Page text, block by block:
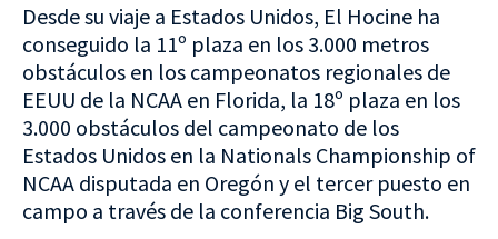
Desde su viaje a Estados Unidos, El Hocine ha
conseguido la 11º plaza en los 3.000 metros
obstáculos en los campeonatos regionales de
EEUU de la NCAA en Florida, la 18º plaza en los
3.000 obstáculos del campeonato de los
Estados Unidos en la Nationals Championship of
NCAA disputada en Oregón y el tercer puesto en
campo a través de la conferencia Big South.